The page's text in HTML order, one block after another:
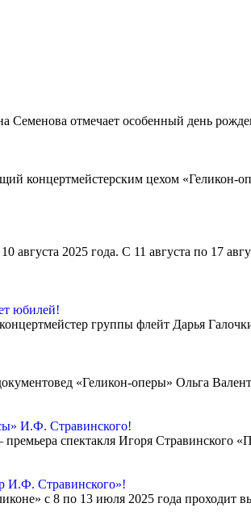
Семенова отмечает особенный день
концертмейстерским цехом «Геликон-
августа 2025 года. С 11 августа по 17
юбилей!
группы флейт Дарья
«Геликон-оперы» Ольга
И.Ф. Стравинского!
спектакля Игоря
И.Ф. Стравинского»!
с 8 по 13 июля 2025 года проходит